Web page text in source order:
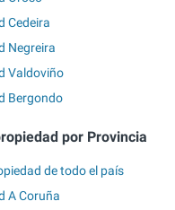
Cedeira
Negreira
Valdoviño
Bergondo
por Provincia
de todo el país
A Coruña